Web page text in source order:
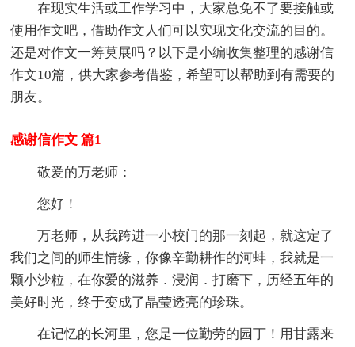
在现实生活或工作学习中，大家总免不了要接触或
使用作文吧，借助作文人们可以实现文化交流的目的。
还是对作文一筹莫展吗？以下是小编收集整理的感谢信
作文10篇，供大家参考借鉴，希望可以帮助到有需要的
朋友。
感谢信作文 篇1
敬爱的万老师：
您好！
万老师，从我跨进一小校门的那一刻起，就这定了
我们之间的师生情缘，你像辛勤耕作的河蚌，我就是一
颗小沙粒，在你爱的滋养．浸润．打磨下，历经五年的
美好时光，终于变成了晶莹透亮的珍珠。
在记忆的长河里，您是一位勤劳的园丁！用甘露来